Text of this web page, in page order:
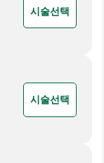
시술선택
시술선택